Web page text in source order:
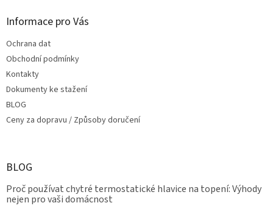
Informace pro Vás
Ochrana dat
Obchodní podmínky
Kontakty
Dokumenty ke stažení
BLOG
Ceny za dopravu / Způsoby doručení
BLOG
Proč používat chytré termostatické hlavice na topení: Výhody
nejen pro vaši domácnost